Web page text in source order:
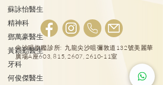
蘇詠怡醫生
精神科
鄧萬豪醫生
黃穎勤醫生
牙科
何俊傑醫生
植牙後護理
尖沙咀旗艦診所: 九龍尖沙咀彌敦道132號美麗華
廣場A座603, 815, 2607, 2610-11室